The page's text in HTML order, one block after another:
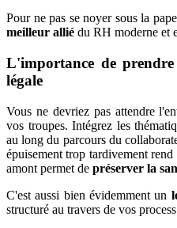
Pour ne pas se noyer sous la
meilleur allié du RH moderne et
L'importance de
légale
Vous ne devriez pas attendre
vos troupes. Intégrez les
au long du parcours du
épuisement trop tardivement
amont permet de préserver la
C'est aussi bien évidemment un
structuré au travers de vos